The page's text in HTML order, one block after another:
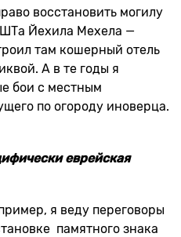
восстановить могилу
Йехила Мехела —
там кошерный отель
А в те годы я
бои с местным
по огороду иноверца.
еврейская
я веду переговоры
памятного знака